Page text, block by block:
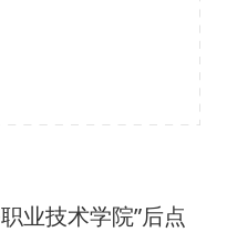
业技术学院”后点